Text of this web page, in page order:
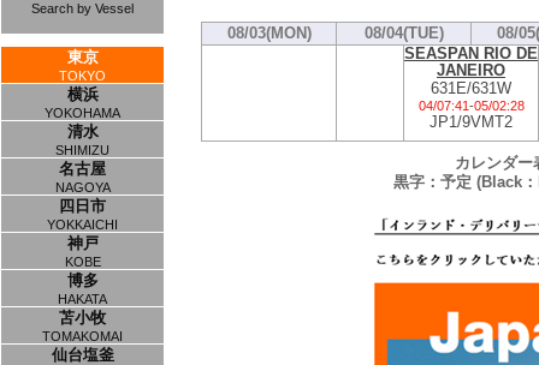
Search by Vessel
東京
TOKYO
横浜
YOKOHAMA
清水
SHIMIZU
名古屋
NAGOYA
四日市
YOKKAICHI
神戸
KOBE
博多
HAKATA
苫小牧
TOMAKOMAI
仙台塩釜
08/03(MON) 08/04(TUE)
08/
SEASPAN RIO DE
JANEIRO
631E/631W
04/07:41-05/02:28
JP1/9VMT2
カレンダー
黒字：予定 (Black